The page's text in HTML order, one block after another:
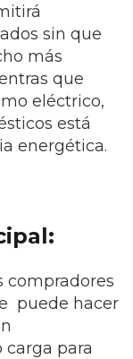
sin que
más
que
eléctrico,
está
energética.
compradores
puede hacer
para